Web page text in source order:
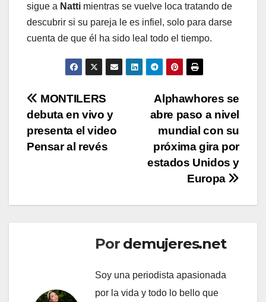
sigue a Natti mientras se vuelve loca tratando de
descubrir si su pareja le es infiel, solo para darse
cuenta de que él ha sido leal todo el tiempo.
Navegación
de
entradas
Alphawhores se
abre paso a nivel
mundial con su
próxima gira por
estados Unidos y
Europa
MONTILERS
debuta en vivo y
presenta el video
Pensar al revés
Por demujeres.net
Soy una periodista apasionada
por la vida y todo lo bello que